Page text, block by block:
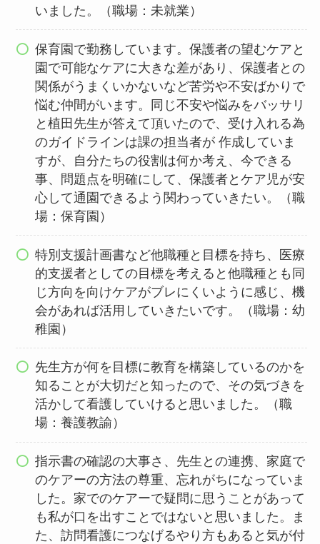
いました。（職場：未就業）
保育園で勤務しています。保護者の望むケアと
園で可能なケアに大きな差があり、保護者との
関係がうまくいかないなど苦労や不安ばかりで
悩む仲間がいます。同じ不安や悩みをバッサリ
と植田先生が答えて頂いたので、受け入れる為
のガイドラインは課の担当者が 作成していま
すが、自分たちの役割は何か考え、今できる
事、問題点を明確にして、保護者とケア児が安
心して通園できるよう関わっていきたい。（職
場：保育園）
特別支援計画書など他職種と目標を持ち、医療
的支援者としての目標を考えると他職種とも同
じ方向を向けケアがブレにくいように感じ、機
会があれば活用していきたいです。（職場：幼
稚園）
先生方が何を目標に教育を構築しているのかを
知ることが大切だと知ったので、その気づきを
活かして看護していけると思いました。（職
場：養護教諭）
指示書の確認の大事さ、先生との連携、家庭で
のケアーの方法の尊重、忘れがちになっていま
した。家でのケアーで疑問に思うことがあって
も私が口を出すことではないと思いました。ま
た、訪問看護につなげるやり方もあると気が付